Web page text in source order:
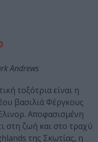
Andrews
τοξότρια είναι η
βασιλιά Φέργκους
Αποφασισμένη
στη ζωή και στο τραχύ
της Σκωτίας, η